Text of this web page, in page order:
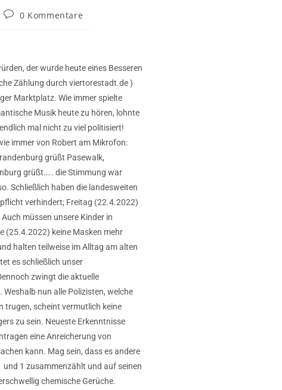
0 Kommentare
der wurde heute eines Besseren
Zählung durch viertorestadt.de )
Marktplatz. Wie immer spielte
Musik heute zu hören, lohnte
mal nicht zu viel politisiert!
immer von Robert am Mikrofon:
grüßt Pasewalk,
grüßt….. die Stimmung war
Schließlich haben die landesweiten
verhindert; Freitag (22.4.2022)
müssen unsere Kinder in
(25.4.2022) keine Masken mehr
halten teilweise im Alltag am alten
es schließlich unser
zwingt die aktuelle
nun alle Polizisten, welche
trugen, scheint vermutlich keine
zu sein. Neueste Erkenntnisse
eine Anreicherung von
kann. Mag sein, dass es andere
1 zusammenzählt und auf seinen
chemische Gerüche.